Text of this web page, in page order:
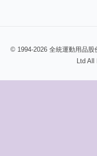
© 1994-2026 全統運動用品股
Ltd All